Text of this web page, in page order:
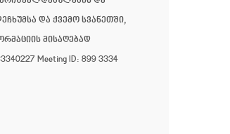
და ქვემო სვანეთში,
მისაღებად
Meeting ID: 899 3334